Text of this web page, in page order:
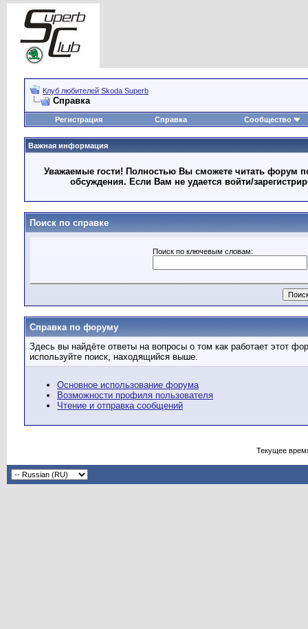
Клуб любителей Skoda Superb
Справка
Регистрация Справка Сообщество
Важная информация
Уважаемые гости! Полностью Вы сможете читать форум
обсуждения. Если Вам не удается войти/
Поиск по справке
Поиск по ключевым словам:
Справка по форуму
Здесь вы найдёте ответы на вопросы о том как работает этот
используйте поиск, находящийся выше.
Основное использование форума
Возможности профиля пользователя
Чтение и отправка сообщений
Текущее